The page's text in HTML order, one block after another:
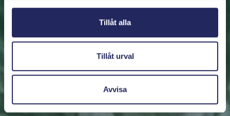
Tillåt alla
Tillåt urval
Avvisa